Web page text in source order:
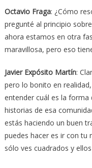
Octavio Fraga: ¿Cómo
pregunté al principio
ahora estamos en otra
maravillosa, pero eso
Javier Expósito Martín:
pero lo bonito en
entender cuál es la
historias de esa
estás haciendo un buen
puedes hacer es ir con tu
sólo ves cuadrados y